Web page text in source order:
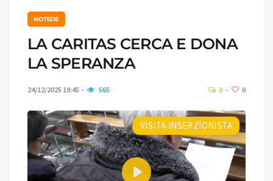
NOTIZIE
LA CARITAS CERCA E DONA
LA SPERANZA
24/12/2025 19:45 565 0 0
VISITA INSERZIONISTA